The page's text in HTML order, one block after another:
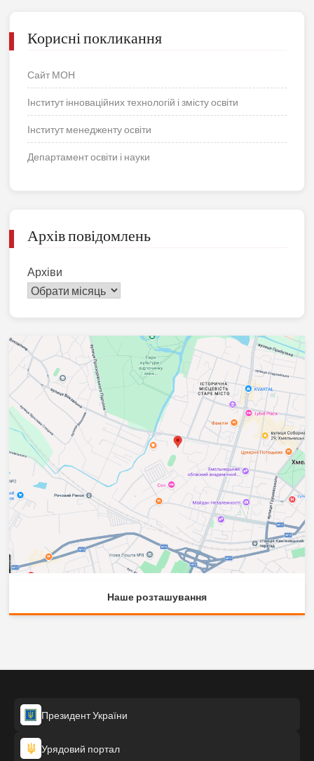
Корисні покликання
Сайт МОН
Інститут інноваційних технологій і змісту освіти
Інститут менедженту освіти
Департамент освіти і науки
Архів повідомлень
Архіви
Наше розташування
Президент України
Урядовий портал